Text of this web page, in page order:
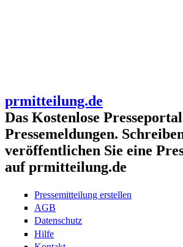
prmitteilung.de
Das Kostenlose
Pressemeldungen.
veröffentlichen Sie eine
auf prmitteilung.de
Pressemitteilung erstellen
AGB
Datenschutz
Hilfe